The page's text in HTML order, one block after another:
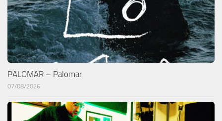
PALOMAR – Palomar
07/08/2026